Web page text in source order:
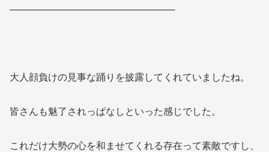
─────────────────────────
大人顔負けの見事な踊りを披露してくれていましたね。
皆さんも魅了されっぱなしといった感じでした。
これだけ大勢の心を和ませてくれる存在って素敵ですし、